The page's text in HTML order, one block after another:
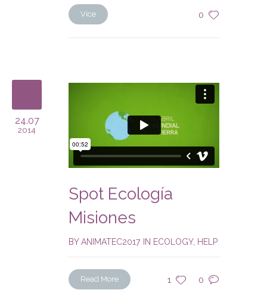
0
Více
24.07
2014
Spot Ecología
Misiones
BYANIMATEC2017 IN ECOLOGY, HELP
1 0
Read More